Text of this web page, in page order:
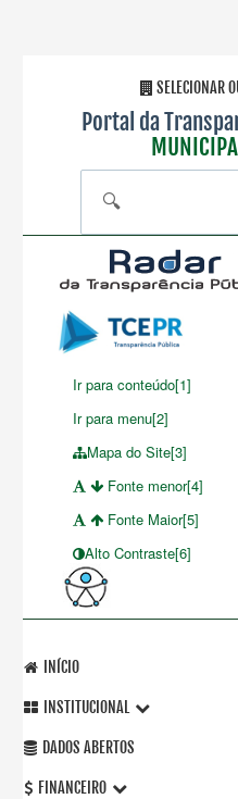
SELECIONAR
Portal da
🔍
Ir para conteúdo[1]
Ir para menu[2]
Mapa do Site[3]
Fonte menor[4]
Fonte Maior[5]
Alto Contraste[6]
INÍCIO
INSTITUCIONAL
DADOS ABERTOS
FINANCEIRO